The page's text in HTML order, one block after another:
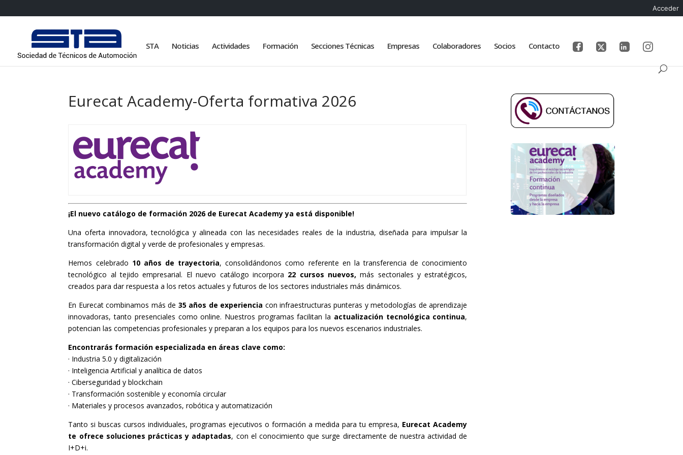
STA Noticias Actividades Formación Secciones Técnicas Empresas Colaboradores Socios Contacto
Eurecat Academy-Oferta formativa 2026
¡El nuevo catálogo de formación 2026 de Eurecat Academy ya está disponible!
Una oferta innovadora, tecnológica y alineada con las necesidades reales de la industria, diseñada para impulsar la
transformación digital y verde de profesionales y empresas.
Hemos celebrado 10 años de trayectoria, consolidándonos como referente en la transferencia de conocimiento
tecnológico al tejido empresarial. El nuevo catálogo incorpora 22 cursos nuevos, más sectoriales y estratégicos,
creados para dar respuesta a los retos actuales y futuros de los sectores industriales más dinámicos.
En Eurecat combinamos más de 35 años de experiencia con infraestructuras punteras y metodologías de aprendizaje
innovadoras, tanto presenciales como online. Nuestros programas facilitan la actualización tecnológica continua,
potencian las competencias profesionales y preparan a los equipos para los nuevos escenarios industriales.
Encontrarás formación especializada en áreas clave como:
· Industria 5.0 y digitalización
· Inteligencia Artificial y analítica de datos
· Ciberseguridad y blockchain
· Transformación sostenible y economía circular
· Materiales y procesos avanzados, robótica y automatización
Tanto si buscas cursos individuales, programas ejecutivos o formación a medida para tu empresa, Eurecat Academy
te ofrece soluciones prácticas y adaptadas, con el conocimiento que surge directamente de nuestra actividad de
I+D+i.
Acceder